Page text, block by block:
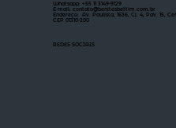
Whatsapp: +55 11 3149-9129
E-mail: contato@benitesbettim.com.br
Endereço: Av. Paulista, 1636, Cj. 4, Pav. 15,
CEP 01310-200
REDES SOCIAIS